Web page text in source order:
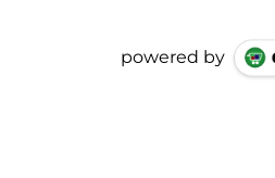
powered by